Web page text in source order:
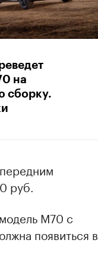
на
сборку.
руб.
М70 с
появиться в